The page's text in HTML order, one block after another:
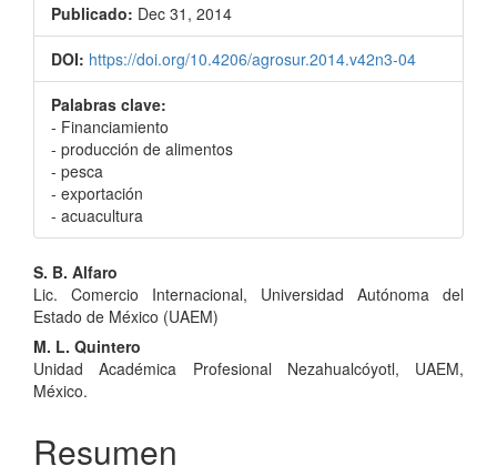
Publicado: Dec 31, 2014
DOI: https://doi.org/10.4206/agrosur.2014.v42n3-04
Palabras clave:
- Financiamiento
- producción de alimentos
- pesca
- exportación
- acuacultura
Contenido
principal
del
artículo
S. B. Alfaro
Lic. Comercio Internacional, Universidad Autónoma del
Estado de México (UAEM)
M. L. Quintero
Unidad Académica Profesional Nezahualcóyotl, UAEM,
México.
Resumen